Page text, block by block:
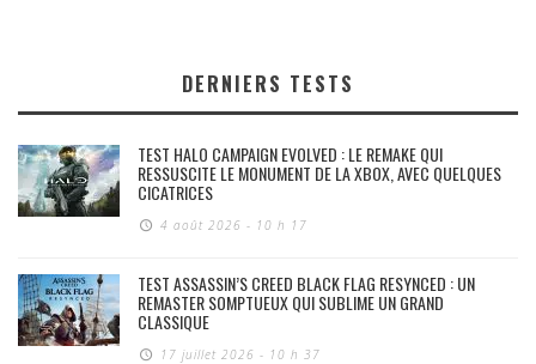
DERNIERS TESTS
TEST HALO CAMPAIGN EVOLVED : LE REMAKE QUI
RESSUSCITE LE MONUMENT DE LA XBOX, AVEC QUELQUES
CICATRICES
4 août 2026 - 10 h 17
TEST ASSASSIN’S CREED BLACK FLAG RESYNCED : UN
REMASTER SOMPTUEUX QUI SUBLIME UN GRAND
CLASSIQUE
17 juillet 2026 - 10 h 37